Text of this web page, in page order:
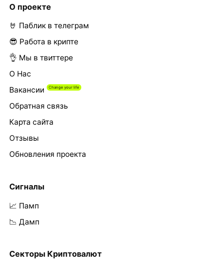
О проекте
🤘 Паблик в телеграм
😎 Работа в крипте
👌 Мы в твиттере
О Нас
Вакансии
Обратная связь
Карта сайта
Отзывы
Обновления проекта
Сигналы
📈 Памп
📉 Дамп
Секторы Криптовалют